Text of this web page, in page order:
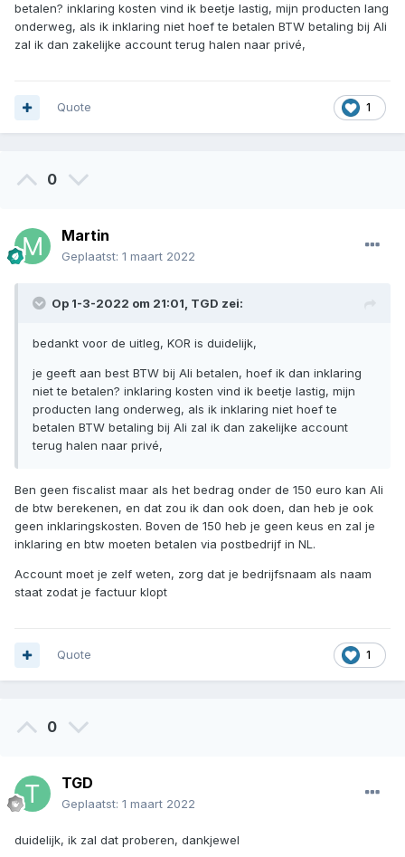
betalen? inklaring kosten vind ik beetje lastig, mijn producten lang
onderweg, als ik inklaring niet hoef te betalen BTW betaling bij Ali
zal ik dan zakelijke account terug halen naar privé,
1
Quote
0
Martin
Geplaatst: 1 maart 2022
Op 1-3-2022 om 21:01, TGD zei:
bedankt voor de uitleg, KOR is duidelijk,
je geeft aan best BTW bij Ali betalen, hoef ik dan inklaring
niet te betalen? inklaring kosten vind ik beetje lastig, mijn
producten lang onderweg, als ik inklaring niet hoef te
betalen BTW betaling bij Ali zal ik dan zakelijke account
terug halen naar privé,
Ben geen fiscalist maar als het bedrag onder de 150 euro kan Ali
de btw berekenen, en dat zou ik dan ook doen, dan heb je ook
geen inklaringskosten. Boven de 150 heb je geen keus en zal je
inklaring en btw moeten betalen via postbedrijf in NL.
Account moet je zelf weten, zorg dat je bedrijfsnaam als naam
staat zodat je factuur klopt
1
Quote
0
TGD
Geplaatst: 1 maart 2022
duidelijk, ik zal dat proberen, dankjewel